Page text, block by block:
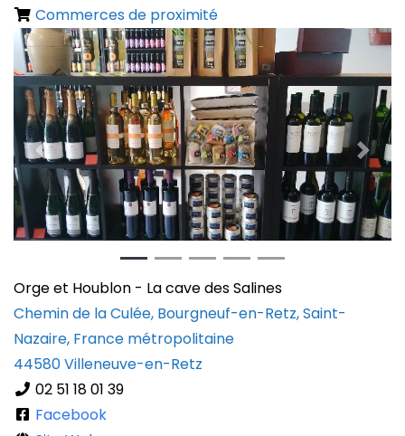
Commerces de proximité
Previous Next
Orge et Houblon - La cave des Salines
Chemin de la Culée, Bourgneuf-en-Retz, Saint-
Nazaire, France métropolitaine
44580Villeneuve-en-Retz
02 51 18 01 39
Facebook